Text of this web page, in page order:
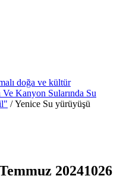
doğa ve kültür
Kanyon Sularında Su
/Yenice Su yürüyüşü
20241026